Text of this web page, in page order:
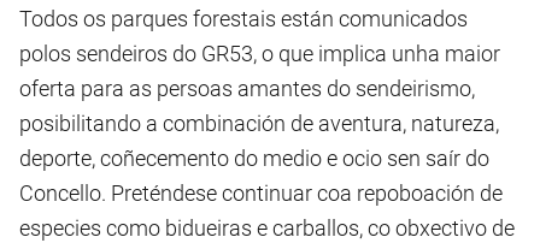
Todos os parques forestais están comunicados
polos sendeiros do GR53, o que implica unha maior
oferta para as persoas amantes do sendeirismo,
posibilitando a combinación de aventura, natureza,
deporte, coñecemento do medio e ocio sen saír do
Concello. Preténdese continuar coa repoboación de
especies como bidueiras e carballos, co obxectivo de